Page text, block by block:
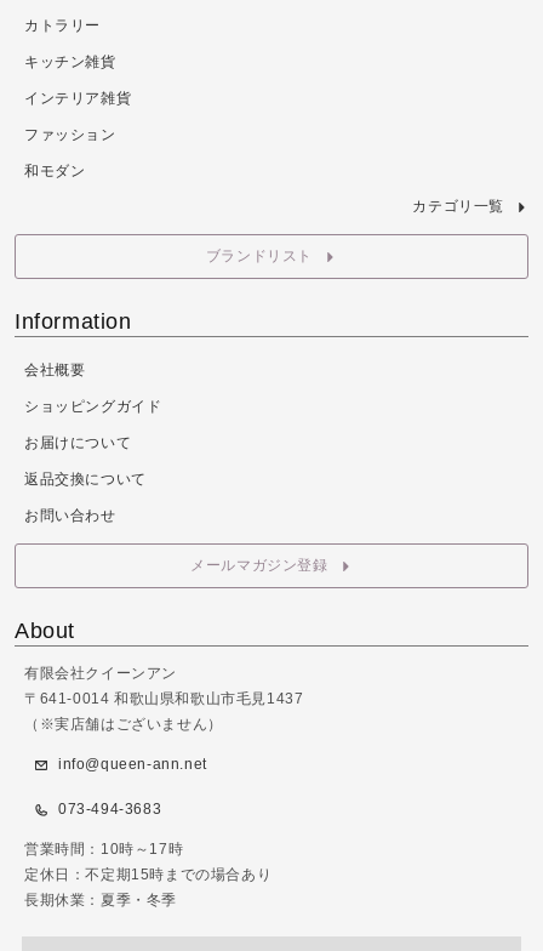
カトラリー
キッチン雑貨
インテリア雑貨
ファッション
和モダン
カテゴリ一覧
ブランドリスト
Information
会社概要
ショッピングガイド
お届けについて
返品交換について
お問い合わせ
メールマガジン登録
About
有限会社クイーンアン
〒641-0014 和歌山県和歌山市毛見1437
（※実店舗はございません）
info@queen-ann.net
073-494-3683
営業時間：10時～17時
定休日：不定期15時までの場合あり
長期休業：夏季・冬季